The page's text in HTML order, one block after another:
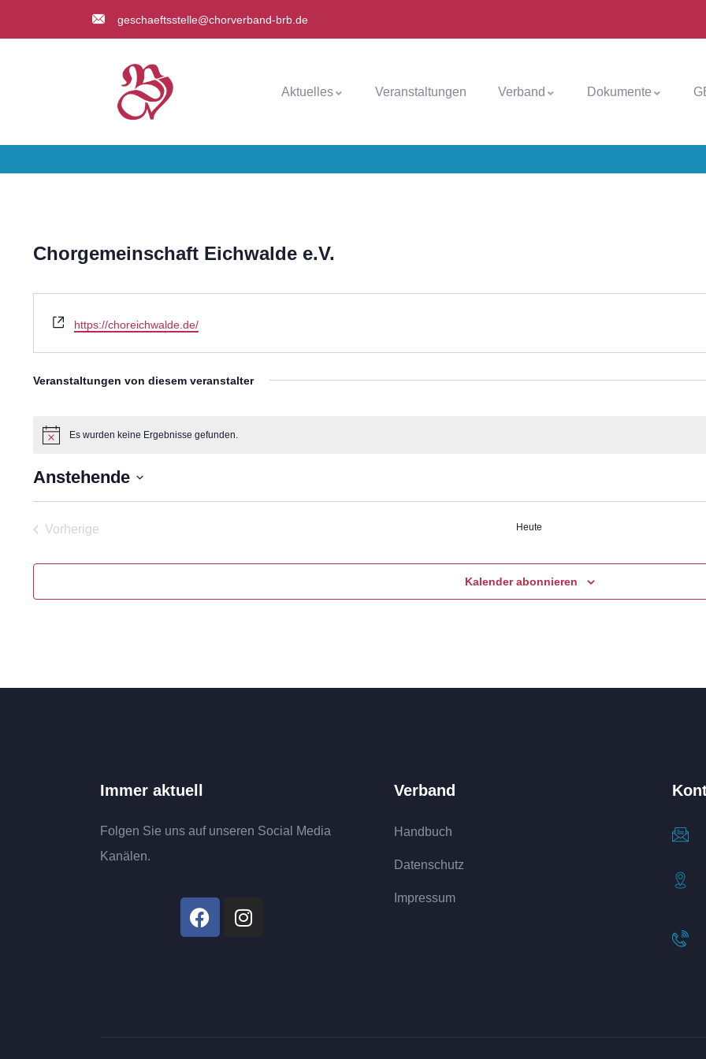
geschaeftsstelle@chorverband-brb.de
Aktuelles Veranstaltungen Verband Dokumente
Chorgemeinschaft Eichwalde e.V.
Webseite
https://choreichwalde.de/
Veranstaltungen von diesem veranstalter
HinweisEs wurden keine Ergebnisse gefunden.
Anstehende
Datum
wählen.
Vorherige
Heute
Kalender abonnieren
Immer aktuell
Folgen Sie uns auf unseren Social Media
Kanälen.
Verband
Handbuch
Datenschutz
Impressum